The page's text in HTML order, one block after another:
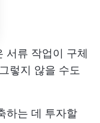
서류 작업이 구체
렇지 않을 수도
하는 데 투자할